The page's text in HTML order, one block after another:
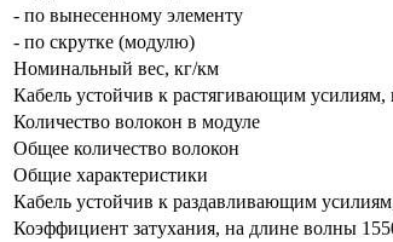
- по вынесенному элементу
- по скрутке (модулю)
Номинальный вес, кг/км
Кабель устойчив к растягивающим усилиям,
Количество волокон в модуле
Общее количество волокон
Общие характеристики
Кабель устойчив к раздавливающим
Коэффициент затухания, на длине волны